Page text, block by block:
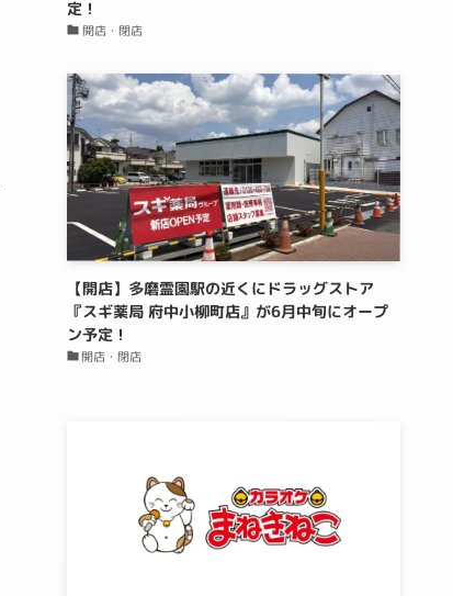
定！
開店・閉店
【開店】多磨霊園駅の近くにドラッグストア
『スギ薬局 府中小柳町店』が6月中旬にオープ
ン予定！
開店・閉店